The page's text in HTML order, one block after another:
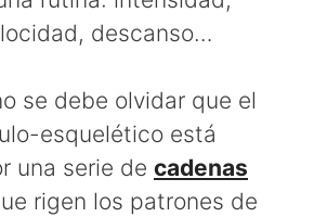
descanso…
se debe olvidar que el
esquelético está
una serie de cadenas
rigen los patrones de